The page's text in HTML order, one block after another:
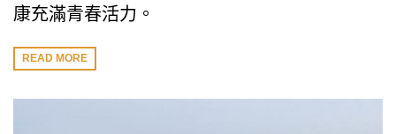
康充滿青春活力。
READ MORE